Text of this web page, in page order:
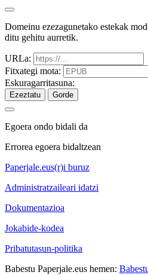
Domeinu ezezagunetako estekak
ditu gehitu aurretik.
URLa:
Fitxategi mota:
Eskuragarritasuna:
Ezeztatu Gorde
Egoera ondo bidali da
Errorea egoera bidaltzean
Paperjale.eus(r)i buruz
Administratzaileari idatzi
Dokumentazioa
Jokabide-kodea
Pribatutasun-politika
Babestu Paperjale.eus hemen: